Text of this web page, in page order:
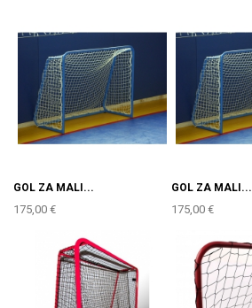
GOL ZA MALI...
175,00 €
GOL ZA MALI...
175,00 €